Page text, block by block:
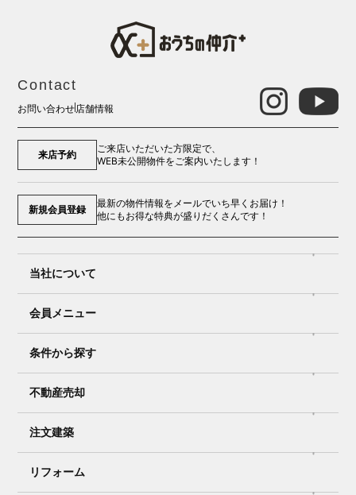
Contact
お問い合わせ店舗情報
来店予約
ご来店いただいた方限定で、
WEB未公開物件をご案内いたします！
新規会員登録
最新の物件情報をメールでいち早くお届け！
他にもお得な特典が盛りだくさんです！
当社について
会員メニュー
条件から探す
不動産売却
注文建築
リフォーム